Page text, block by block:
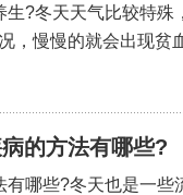
?冬天天气比较特殊
，慢慢的就会出现贫
的方法有哪些?
哪些?冬天也是一些